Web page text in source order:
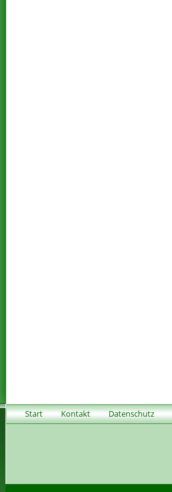
Start Kontakt Datenschutz